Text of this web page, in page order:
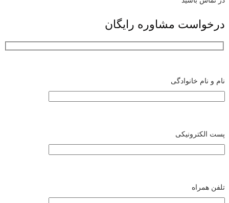
درخواست مشاوره رایگان
نام و نام خانوادگی
پست الکترونیکی
تلفن همراه